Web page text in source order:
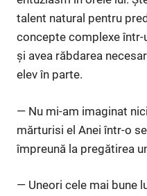
talent natural pentru
concepte complexe
și avea răbdarea
elev în parte.
— Nu mi-am imaginat
mărturisi el Anei într-o
împreună la pregătirea
— Uneori cele mai bune